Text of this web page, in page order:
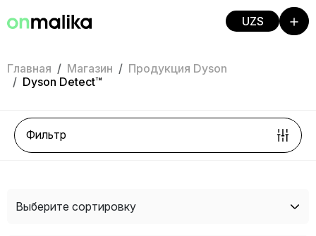
UZS
Главная Магазин
Продукция Dyson
Dyson Detect™
Фильтр
Выберите сортировку